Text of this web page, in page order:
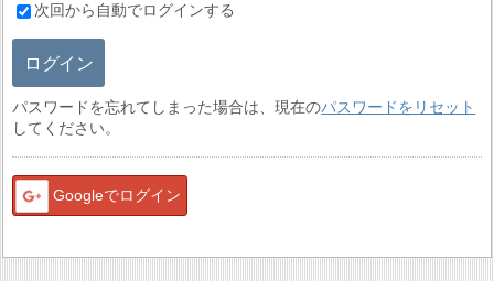
次回から自動でログインする
ログイン
パスワードを忘れてしまった場合は、現在のパスワードをリセット
してください。
Googleでログイン